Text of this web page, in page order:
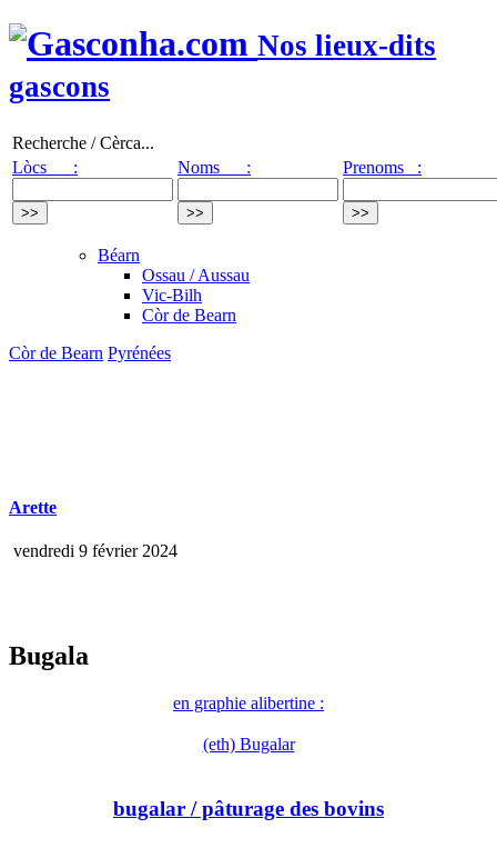
Nos lieux-dits
gascons
Recherche / Cèrca...
Lòcs :
Noms : Prenoms :
Béarn
Ossau / Aussau
Vic-Bilh
Còr de Bearn
Còr de Bearn Pyrénées
Arette
vendredi 9 février 2024
Bugala
en graphie alibertine :
(eth) Bugalar
bugalar / pâturage des bovins